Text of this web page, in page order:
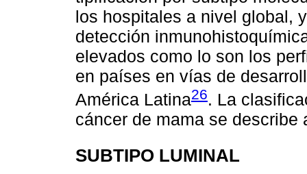
los hospitales a nivel global,
detección
elevados como lo son los
en países en vías de
América Latina26. La
cáncer de mama se describe
SUBTIPO LUMINAL